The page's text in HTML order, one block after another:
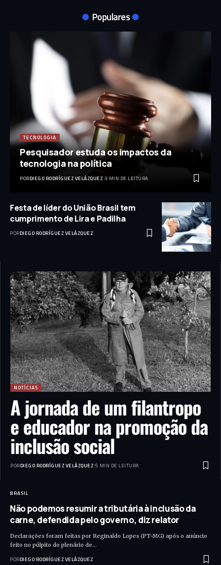
Populares
TECNOLOGIA
Pesquisador estuda os impactos da
tecnologia na política
PORDIEGO RODRÍGUEZ VELÁZQUEZ 3 MIN DE LEITURA
Festa de líder do União Brasil tem
cumprimento de Lira e Padilha
PORDIEGO RODRÍGUEZ VELÁZQUEZ
NOTÍCIAS
A jornada de um filantropo
e educador na promoção da
inclusão social
PORDIEGO RODRÍGUEZ VELÁZQUEZ 5 MIN DE LEITURA
BRASIL
Não podemos resumir a tributária à inclusão da
carne, defendida pelo governo, diz relator
Declarações foram feitas por Reginaldo Lopes (PT-MG) após o anúncio
feito no púlpito do plenário de…
PORDIEGO RODRÍGUEZ VELÁZQUEZ